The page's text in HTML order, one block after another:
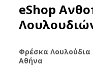
eShop
Φρέσκα
Αθήνα